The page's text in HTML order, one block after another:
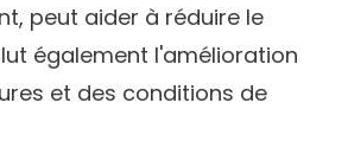
peut aider à réduire le
également l'amélioration
et des conditions de